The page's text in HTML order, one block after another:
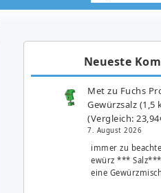
Neueste
Met zu Fuchs
Gewürzsalz (1,5
(Vergleich:
7. August 2026
immer zu
ewürz ***
eine